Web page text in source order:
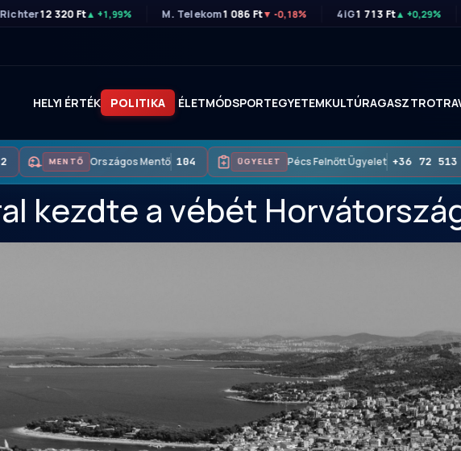
Richter12 320 Ft▲ +1,99% M. Telekom1 086 Ft▼ -0,18% 4iG1 713 Ft▲ +0,29%
HELYI ÉRTÉK POLITIKA ÉLETMÓDSPORTEGYETEMKULTÚRAGASZTRO
MENTŐ Országos Mentő 104 ÜGYELET Pécs Felnőtt Ügyelet +36 72 513
kezdte a vébét